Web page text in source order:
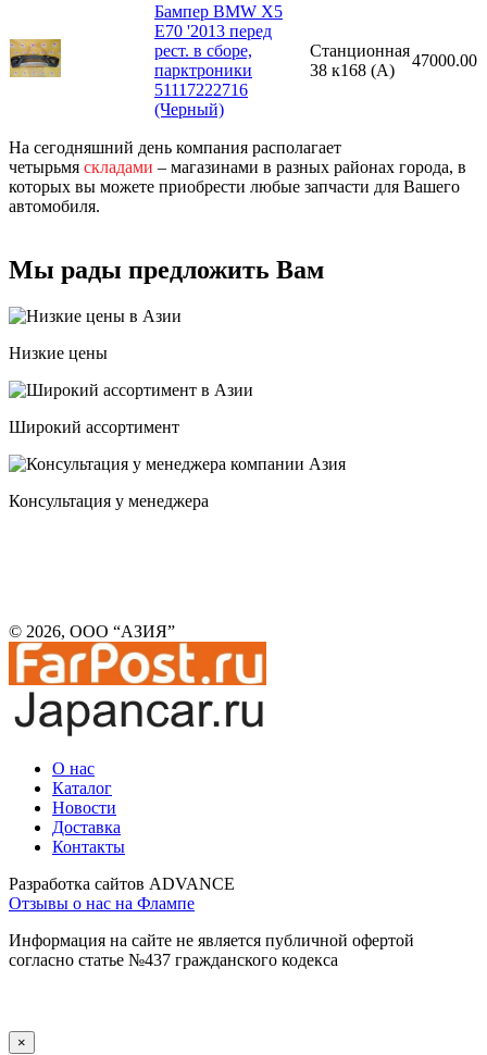
Бампер BMW X5
E70 '2013 перед
рест. в сборе,
парктроники
51117222716
(Черный)
Станционная
38 к168 (A)
47000.00
На сегодняшний день компания располагает
четырьмя складами – магазинами в разных районах города, в
которых вы можете приобрести любые запчасти для Вашего
автомобиля.
Мы рады предложить Вам
Низкие цены
Широкий ассортимент
Консультация у менеджера
© 2026, ООО “АЗИЯ”
О нас
Каталог
Новости
Доставка
Контакты
Разработка сайтов ADVANCE
Отзывы о нас на Флампе
Информация на сайте не является публичной офертой
согласно статье №437 гражданского кодекса
×